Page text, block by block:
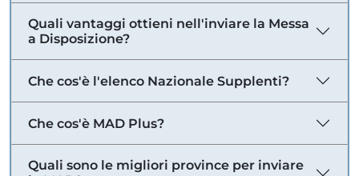
Quali vantaggi ottieni nell'inviare la Messa
a Disposizione?
Che cos'è l'elenco Nazionale Supplenti?
Che cos'è MAD Plus?
Quali sono le migliori province per inviare